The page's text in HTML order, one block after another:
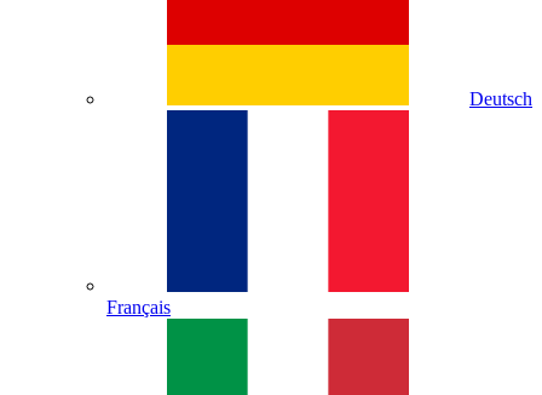
Deutsch
Français